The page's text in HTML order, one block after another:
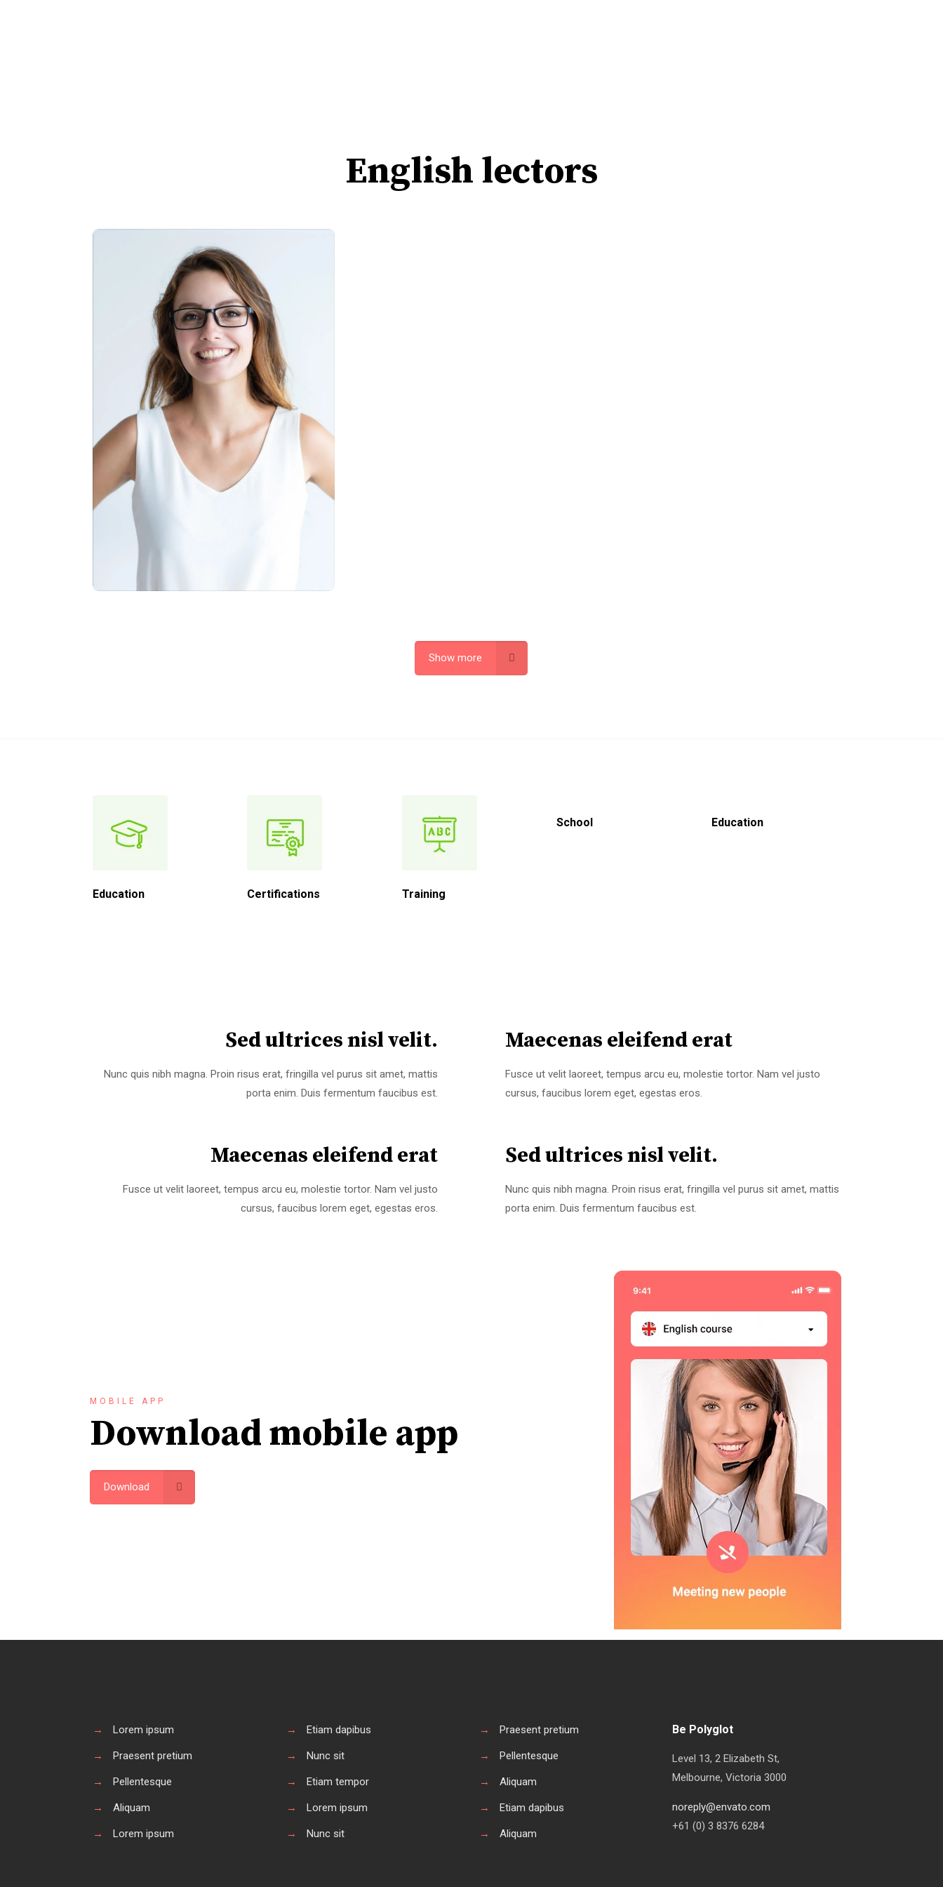
English lectors
Show more
Education Certifications Training
School Education
Sed ultrices nisl velit.
Nunc quis nibh magna. Proin risus erat, fringilla vel purus sit amet, mattis
porta enim. Duis fermentum faucibus est.
Maecenas eleifend erat
Fusce ut velit laoreet, tempus arcu eu, molestie tortor. Nam vel justo
cursus, faucibus lorem eget, egestas eros.
Maecenas eleifend erat
Fusce ut velit laoreet, tempus arcu eu, molestie tortor. Nam vel justo
cursus, faucibus lorem eget, egestas eros.
Sed ultrices nisl velit.
Nunc quis nibh magna. Proin risus erat, fringilla vel purus sit amet, mattis
porta enim. Duis fermentum faucibus est.
MOBILE APP
Download mobile app
Download
→ Lorem ipsum
→ Praesent pretium
→ Pellentesque
→ Aliquam
→ Lorem ipsum
→ Etiam dapibus
→ Nunc sit
→ Etiam tempor
→ Lorem ipsum
→ Nunc sit
→ Praesent pretium
→ Pellentesque
→ Aliquam
→ Etiam dapibus
→ Aliquam
Be Polyglot
Level 13, 2 Elizabeth St,
Melbourne, Victoria 3000
noreply@envato.com
+61 (0) 3 8376 6284